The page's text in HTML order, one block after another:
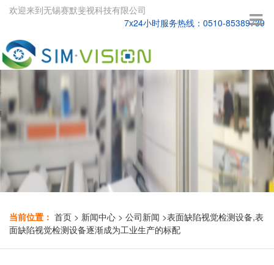
欢迎来到无锡赛默斐视科技有限公司
7x24小时服务热线：0510-85389739
当前位置： 首页 > 新闻中心 > 公司新闻 >表面缺陷视觉检测设备,表
面缺陷视觉检测设备逐渐成为工业生产的标配